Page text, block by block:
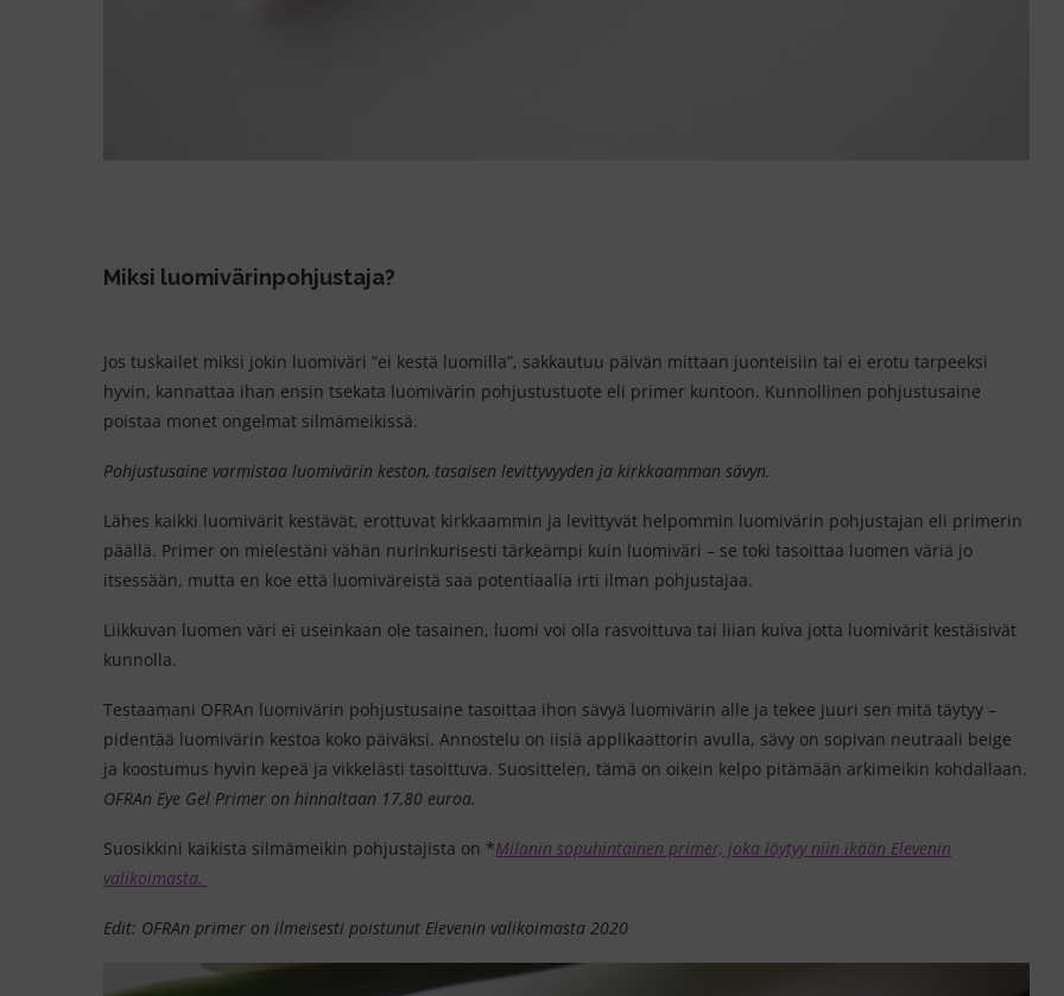
Miksi luomivärinpohjustaja?
Jos tuskailet miksi jokin luomiväri ”ei kestä luomilla”, sakkautuu päivän mittaan juonteisiin tai ei erotu tarpeeksi
hyvin, kannattaa ihan ensin tsekata luomivärin pohjustustuote eli primer kuntoon. Kunnollinen pohjustusaine
poistaa monet ongelmat silmämeikissä.
Pohjustusaine varmistaa luomivärin keston, tasaisen levittyvyyden ja kirkkaamman sävyn.
Lähes kaikki luomivärit kestävät, erottuvat kirkkaammin ja levittyvät helpommin luomivärin pohjustajan eli primerin
päällä. Primer on mielestäni vähän nurinkurisesti tärkeämpi kuin luomiväri – se toki tasoittaa luomen väriä jo
itsessään, mutta en koe että luomiväreistä saa potentiaalia irti ilman pohjustajaa.
Liikkuvan luomen väri ei useinkaan ole tasainen, luomi voi olla rasvoittuva tai liian kuiva jotta luomivärit kestäisivät
kunnolla.
Testaamani OFRAn luomivärin pohjustusaine tasoittaa ihon sävyä luomivärin alle ja tekee juuri sen mitä täytyy –
pidentää luomivärin kestoa koko päiväksi. Annostelu on iisiä applikaattorin avulla, sävy on sopivan neutraali beige
ja koostumus hyvin kepeä ja vikkelästi tasoittuva. Suosittelen, tämä on oikein kelpo pitämään arkimeikin kohdallaan.
OFRAn Eye Gel Primer on hinnaltaan 17,80 euroa.
Suosikkini kaikista silmämeikin pohjustajista on *Milanin sopuhintainen primer, joka löytyy niin ikään Elevenin
valikoimasta.
Edit: OFRAn primer on ilmeisesti poistunut Elevenin valikoimasta 2020